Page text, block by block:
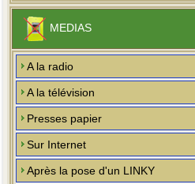
MEDIAS
A la radio
A la télévision
Presses papier
Sur Internet
Après la pose d'un LINKY